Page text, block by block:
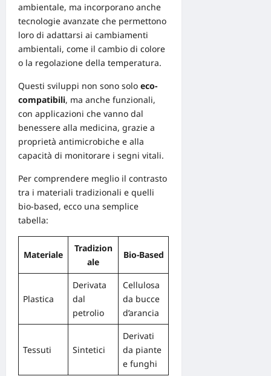
ambientale, ma incorporano anche
tecnologie avanzate che permettono
loro di adattarsi ai cambiamenti
ambientali, come il cambio di colore
o la regolazione della temperatura.
Questi sviluppi non sono solo eco-
compatibili, ma anche funzionali,
con applicazioni che vanno dal
benessere alla medicina, grazie a
proprietà antimicrobiche e alla
capacità di monitorare i segni vitali.
Per comprendere meglio il contrasto
tra i materiali tradizionali e quelli
bio-based, ecco una semplice
tabella:
Materiale
Tradizion
ale
Bio-Based
Plastica
Derivata
dal
petrolio
Cellulosa
da bucce
d’arancia
Tessuti Sintetici
Derivati
da piante
e funghi